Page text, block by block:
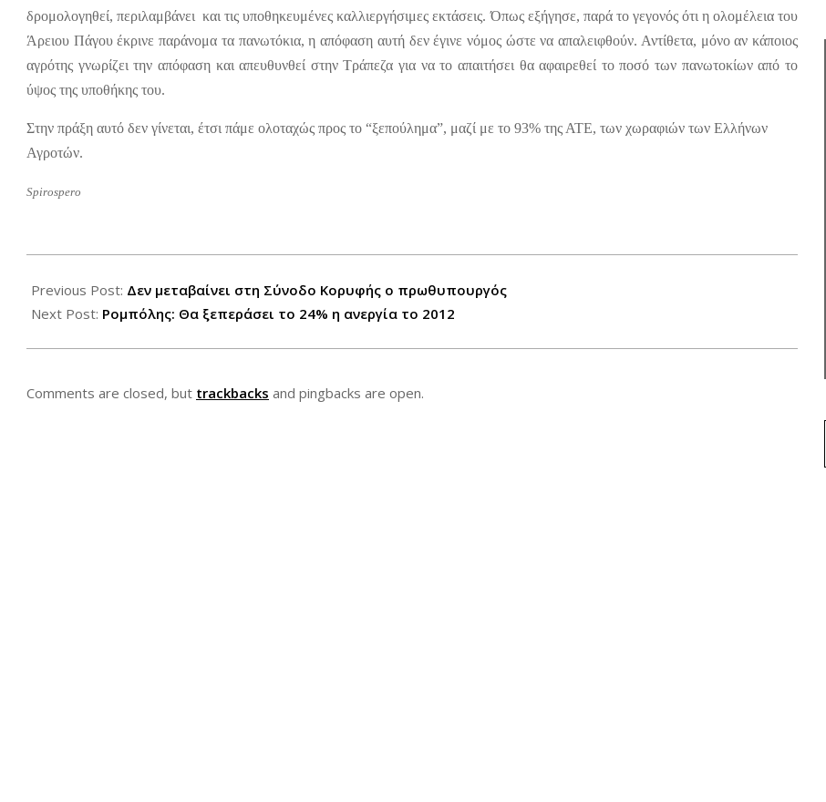
δρομολογηθεί, περιλαμβάνει και τις υποθηκευμένες καλλιεργήσιμες εκτάσεις. Όπως εξήγησε, παρά το γεγονός ότι η ολομέλεια του
Άρειου Πάγου έκρινε παράνομα τα πανωτόκια, η απόφαση αυτή δεν έγινε νόμος ώστε να απαλειφθούν. Αντίθετα, μόνο αν κάποιος
αγρότης γνωρίζει την απόφαση και απευθυνθεί στην Τράπεζα για να το απαιτήσει θα αφαιρεθεί το ποσό των πανωτοκίων από το
ύψος της υποθήκης του.
Στην πράξη αυτό δεν γίνεται, έτσι πάμε ολοταχώς προς το “ξεπούλημα”, μαζί με το 93% της ΑΤΕ, των χωραφιών των Ελλήνων
Αγροτών.
Spirospero
06-
24
Previous Post: Δεν μεταβαίνει στη Σύνοδο Κορυφής ο πρωθυπουργός
Next Post: Ρομπόλης: Θα ξεπεράσει το 24% η ανεργία το 2012
Comments are closed, but trackbacks and pingbacks are open.